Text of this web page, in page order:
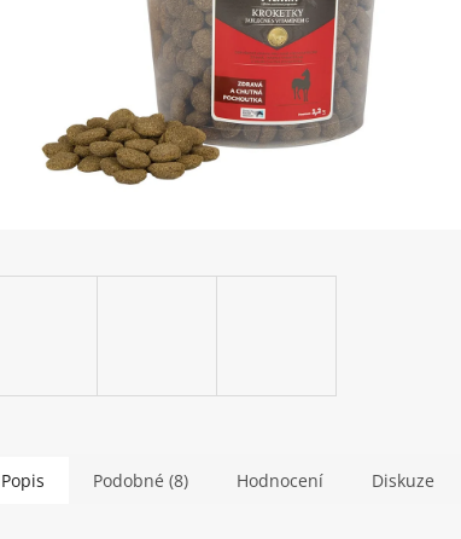
Popis Podobné (8) Hodnocení Diskuze